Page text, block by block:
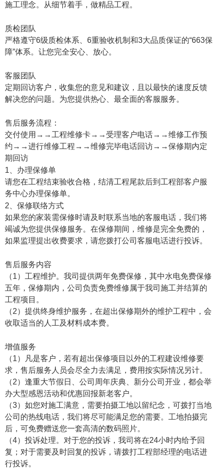
施工理念。从细节着手，做精品工程。
质检团队
严格遵守6级质检体系、6重验收机制和3大品质保证的“663保
障”体系。让您完全安心、放心。
客服团队
定期回访客户，收集您的意见和建议，且以最快的速度反馈
解决您的问题。为您提供热心、最全面的客服服务。
售后服务流程：
交付使用→→工程维修卡→→受理客户电话→→维修工作预
约→→进行维修工程→→维修完毕电话回访→→保修期内定
期回访
1、办理保修单
请您在工程结束验收合格，结清工程尾款后到工程部客户服
务中心办理保修单。
2、保修联络方式
如果您的家装需保修时请及时联系当地的客服电话，我们将
竭诚为您提供保修服务。在保修期间，维修是完全免费的，
如果监理提出收费要求，请您拨打公司客服电话进行投诉。
售后服务内容
（1）工程维护。我司提供两年免费保修，其中水电免费保修
五年，保修期内，公司负责免费维修属于我司施工并结算的
工程项目。
（2）提供终身维护服务，在超出保修期外的维护工程中，会
收取适当的人工及材料成本费。
增值服务
（1）凡是客户，若有超出保修项目以外的工程建设维修要
求，售后服务人员会尽全力去满足，费用按实际情况另计。
（2）逢重大节假日、公司周年庆典、新分公司开业，都会举
办大型感恩活动和优惠回报新老客户。
（3）如您对施工满意，需要拍摄工地以留纪念，可拨打当地
公司的热线电话，我们将尽可能满足您的需要。工地拍摄完
后，可免费赠送您一套高清的数码照片。
（4）投诉处理。对于您的投诉，我司将在24小时内给予回
复；对于需要及时回复的投诉，请拨打工程部经理的电话进
行投诉。